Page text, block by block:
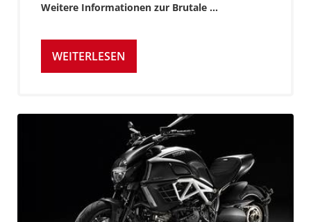
Weitere Informationen zur Brutale ...
WEITERLESEN